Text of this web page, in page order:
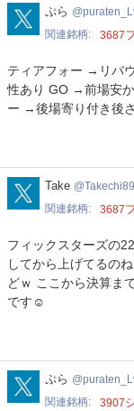
puraten_Lv1
ぷら
関連銘柄
3687
ティアフォー →リバ
性あり GO →前場安
ー →後場寄り付き後
Takechi899
Take
関連銘柄
3687
フィックスターズの
してから上げてるの
どｗ ここから決算ま
です☺️
puraten_Lv1
ぷら
関連銘柄
3907